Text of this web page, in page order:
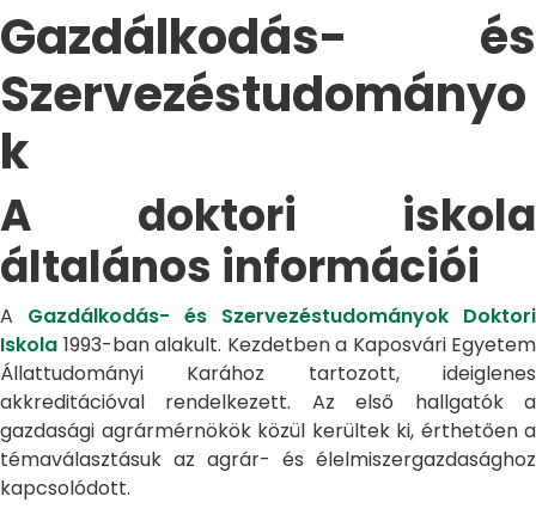
Gazdálkodás- és
Szervezéstudományo
k
A doktori iskola
általános információi
A Gazdálkodás- és Szervezéstudományok Doktori
Iskola 1993-ban alakult. Kezdetben a Kaposvári Egyetem
Állattudományi Karához tartozott, ideiglenes
akkreditációval rendelkezett. Az első hallgatók a
gazdasági agrármérnökök közül kerültek ki, érthetően a
témaválasztásuk az agrár- és élelmiszergazdasághoz
kapcsolódott.